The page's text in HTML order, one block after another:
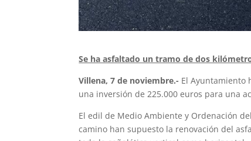
Se ha asfaltado un tramo de dos
Villena, 7 de noviembre.- El Ayuntamiento
una inversión de 225.000 euros para una
El edil de Medio Ambiente y Ordenación
camino han supuesto la renovación del